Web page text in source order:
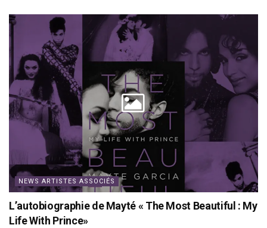
NEWS ARTISTES ASSOCIÉS
L’autobiographie de Mayté « The Most Beautiful : My
Life With Prince»